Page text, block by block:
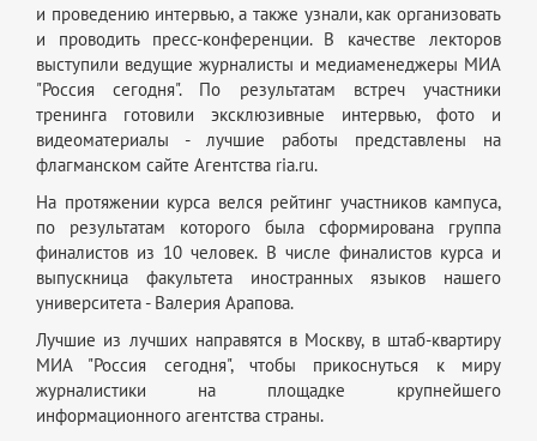
и проведению интервью, а также узнали, как организовать
и проводить пресс-конференции. В качестве лекторов
выступили ведущие журналисты и медиаменеджеры МИА
"Россия сегодня". По результатам встреч участники
тренинга готовили эксклюзивные интервью, фото и
видеоматериалы - лучшие работы представлены на
флагманском сайте Агентства ria.ru.
На протяжении курса велся рейтинг участников кампуса,
по результатам которого была сформирована группа
финалистов из 10 человек. В числе финалистов курса и
выпускница факультета иностранных языков нашего
университета - Валерия Арапова.
Лучшие из лучших направятся в Москву, в штаб-квартиру
МИА "Россия сегодня", чтобы прикоснуться к миру
журналистики на площадке крупнейшего
информационного агентства страны.